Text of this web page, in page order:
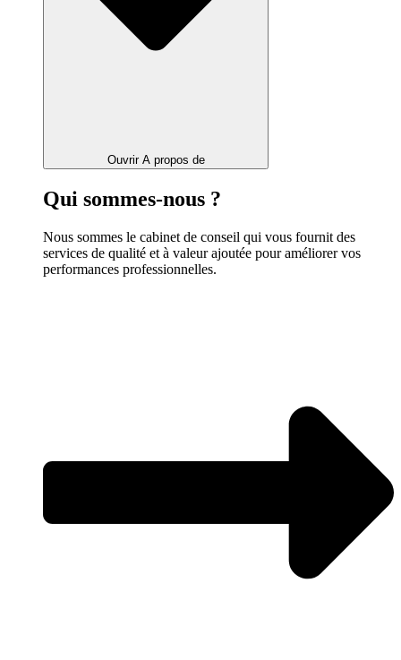
Ouvrir A propos de
Qui sommes-nous ?
Nous sommes le cabinet de conseil qui vous fournit des
services de qualité et à valeur ajoutée pour améliorer vos
performances professionnelles.